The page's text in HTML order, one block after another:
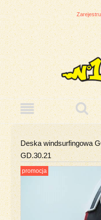
Deska windsurfingowa
GD.30.21
promocja